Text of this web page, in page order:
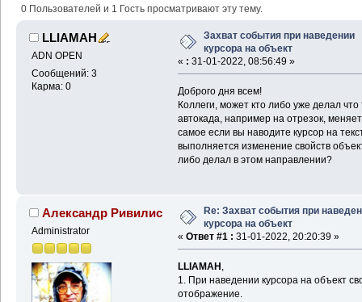
18582 раз)
0 Пользователей и 1 Гость просматривают эту тему.
LLIAMAH
ADN OPEN
Сообщений: 3
Карма: 0
Захват события при наведении
курсора на объект
« : 31-01-2022, 08:56:49 »
Доброго дня всем!
Коллеги, может кто либо уже делал
автокада, например на отрезок,
самое если вы наводите курсор на
выполняется изменение свойств
либо делал в этом направлении?
Александр Ривилис
Administrator
Re: Захват события при
курсора на объект
« Ответ #1 : 31-01-2022, 20:20:39 »
LLIAMAH,
1. При наведении курсора на объект
отображение.